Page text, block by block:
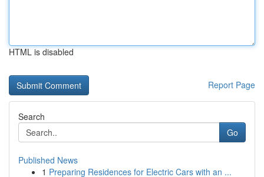
HTML is disabled
Report Page
Search
Go
Published News
1 Preparing Residences for Electric Cars with an ...